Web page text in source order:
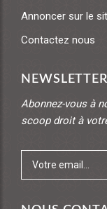
Annoncer sur le
Contactez nous
NEWSLETTER
Abonnez-vous à
scoop droit à